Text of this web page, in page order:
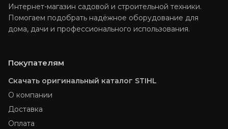
Интернет-магазин садовой и строительной техники.
Помогаем подобрать надёжное оборудование для
дома, дачи и профессионального использования.
Покупателям
Скачать оригинальный каталог STIHL
О компании
Доставка
Оплата